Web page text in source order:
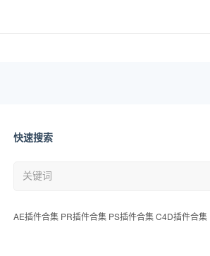
快速搜索
AE插件合集 PR插件合集 PS插件合集 C4D插件合集